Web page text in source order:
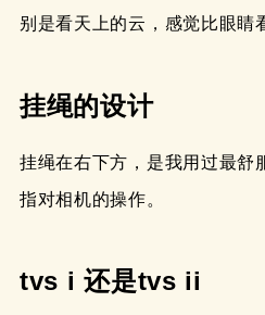
别是看天上的云，感觉比眼睛
挂绳的设计
挂绳在右下方，是我用过最舒
指对相机的操作。
tvs i 还是tvs ii